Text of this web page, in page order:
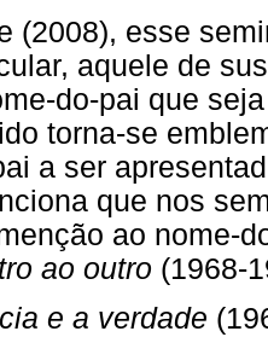
(2008), esse
aquele de
do-pai que
torna-se
a ser
que nos
ao nome-
ao outro (1968-
e a verdade